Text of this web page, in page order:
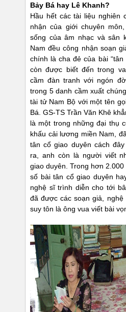
Bảy Bá hay Lê Khanh?
Hầu hết các tài liệu nghiên
nhận của giới chuyên
sống của âm nhạc và sân
Nam đều công nhận soạn
chính là cha đẻ của bài “tân
còn được biết đến trong
cầm đàn tranh với ngón
trong 5 danh cầm xuất
tài tử Nam Bộ với một tên
Bá. GS-TS Trần Văn Khê
là một trong những đại thụ
khấu cải lương miền Nam,
tân cổ giao duyên cách
ra, anh còn là người viết
giao duyên. Trong hơn
số bài tân cổ giao duyên
nghệ sĩ trình diễn cho tới
đã được các soạn giả, nghệ
suy tôn là ông vua viết bài